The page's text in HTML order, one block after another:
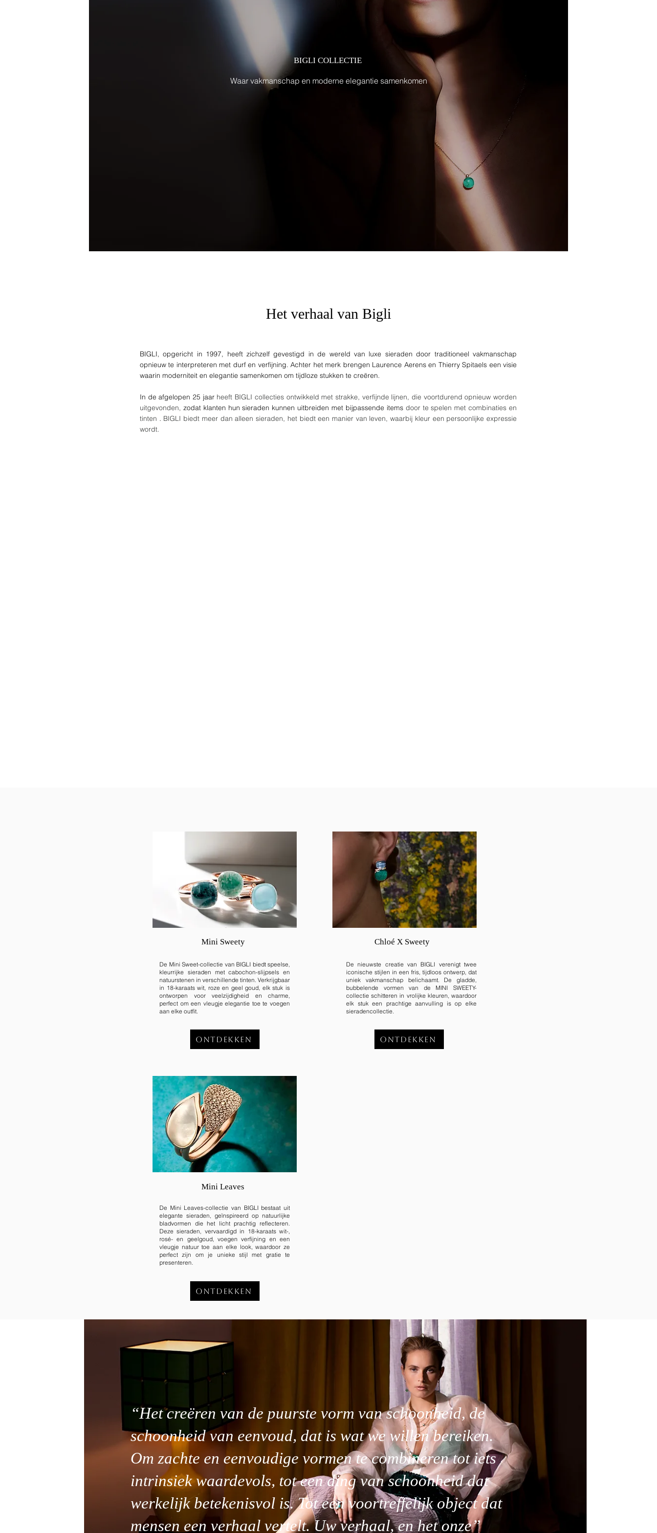
BIGLI COLLECTIE
Waar vakmanschap en moderne elegantie samenkomen
Het verhaal van Bigli
BIGLI, opgericht in 1997, heeft zichzelf gevestigd in de wereld van luxe sieraden door traditioneel vakmanschap
opnieuw te interpreteren met durf en verfijning. Achter het merk brengen Laurence Aerens en Thierry Spitaels een visie
waarin moderniteit en elegantie samenkomen om tijdloze stukken te creëren.
In de afgelopen 25 jaar heeft BIGLI collecties ontwikkeld met strakke, verfijnde lijnen, die voortdurend opnieuw worden
uitgevonden, zodat klanten hun sieraden kunnen uitbreiden met bijpassende items door te spelen met combinaties en
tinten . BIGLI biedt meer dan alleen sieraden, het biedt een manier van leven, waarbij kleur een persoonlijke expressie
wordt.
Mini Sweety Chloé X Sweety
De Mini Sweet-collectie van BIGLI biedt speelse,
kleurrijke sieraden met cabochon-slijpsels en
natuurstenen in verschillende tinten. Verkrijgbaar
in 18-karaats wit, roze en geel goud, elk stuk is
ontworpen voor veelzijdigheid en charme,
perfect om een vleugje elegantie toe te voegen
aan elke outfit.
De nieuwste creatie van BIGLI verenigt twee
iconische stijlen in een fris, tijdloos ontwerp, dat
uniek vakmanschap belichaamt. De gladde,
bubbelende vormen van de MINI SWEETY-
collectie schitteren in vrolijke kleuren, waardoor
elk stuk een prachtige aanvulling is op elke
sieradencollectie.
Ontdekken Ontdekken
Mini Leaves
De Mini Leaves-collectie van BIGLI bestaat uit
elegante sieraden, geïnspireerd op natuurlijke
bladvormen die het licht prachtig reflecteren.
Deze sieraden, vervaardigd in 18-karaats wit-,
rosé- en geelgoud, voegen verfijning en een
vleugje natuur toe aan elke look, waardoor ze
perfect zijn om je unieke stijl met gratie te
presenteren.
Ontdekken
“Het creëren van de puurste vorm van schoonheid, de
schoonheid van eenvoud, dat is wat we willen bereiken.
Om zachte en eenvoudige vormen te combineren tot iets
intrinsiek waardevols, tot een ding van schoonheid dat
werkelijk betekenisvol is. Tot een voortreffelijk object dat
mensen een verhaal vertelt. Uw verhaal, en het onze”